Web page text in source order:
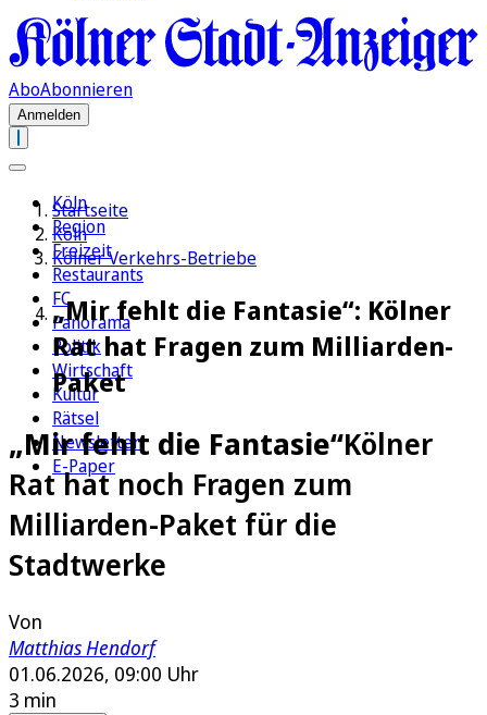
AboAbonnieren
Anmelden
Köln
Region
Freizeit
Restaurants
FC
Panorama
Politik
Wirtschaft
Kultur
Rätsel
Newsletter
E-Paper
Startseite
Köln
Kölner Verkehrs-Betriebe
„Mir fehlt die Fantasie“: Kölner
Rat hat Fragen zum Milliarden-
Paket
„Mir fehlt die Fantasie“Kölner
Rat hat noch Fragen zum
Milliarden-Paket für die
Stadtwerke
Von
Matthias Hendorf
01.06.2026, 09:00 Uhr
3 min